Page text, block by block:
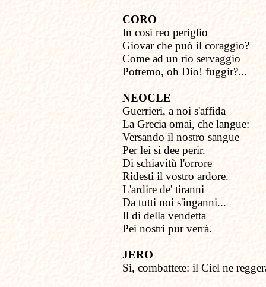
CORO
In così reo periglio
Giovar che può il coraggio?
Come ad un rio servaggio
Potremo, oh Dio! fuggir?...
NEOCLE
Guerrieri, a noi s'affida
La Grecia omai, che langue:
Versando il nostro sangue
Per lei si dee perir.
Di schiavitù l'orrore
Ridesti il vostro ardore.
L'ardire de' tiranni
Da tutti noi s'inganni...
Il dì della vendetta
Pei nostri pur verrà.
JERO
Sì, combattete: il Ciel ne